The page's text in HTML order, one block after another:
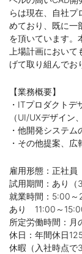
らは現在、自社プ
めており、既に一
を頂いています。
上場計画におい
げて取り組んでお
【業務概要】
・ITプロダクトデ
（UI/UXデザイン
・他開発システム
・その他提案、
雇用形態：正社員
試用期間：あり（
就業時間：5:00～
あり 11:00～
所定労働時間：月
休日：年間休日
休暇（入社時点で